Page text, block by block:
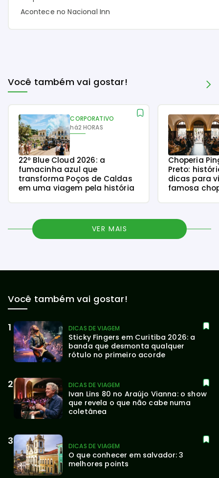
Acontece no Nacional Inn
Você também vai gostar!
CORPORATIVO
há2 HORAS
22º Blue Cloud 2026: a
fumacinha azul que
transforma Poços de Caldas
em uma viagem pela história
Choperia
Preto:
dicas para
famosa
VER MAIS
Você também vai gostar!
DICAS DE VIAGEM
Sticky Fingers em Curitiba 2026: a
banda que desmonta qualquer
rótulo no primeiro acorde
DICAS DE VIAGEM
Ivan Lins 80 no Araújo Vianna: o show
que revela o que não cabe numa
coletânea
DICAS DE VIAGEM
O que conhecer em salvador: 3
melhores points